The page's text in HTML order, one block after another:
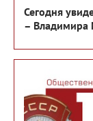
Сегодня
– Владимира